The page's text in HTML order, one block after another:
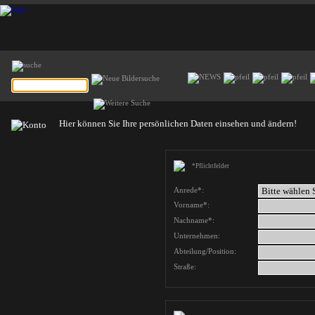
Hier können Sie Ihre persönlichen Daten einsehen und ändern!
*Pflichtfelder
Anrede*:
Vorname*:
Nachname*:
Unternehmen:
Abteilung/Position:
Straße: